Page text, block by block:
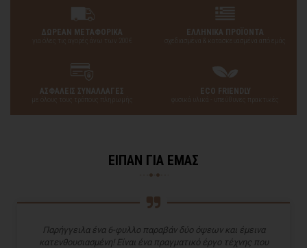
ΔΩΡΕΑΝ ΜΕΤΑΦΟΡΙΚΑ
για όλες τις αγορές άνω των 200€
ΕΛΛΗΝΙΚΑ ΠΡΟΪΟΝΤΑ
σχεδιασμένα & κατασκευασμένα από εμάς
ΑΣΦΑΛΕΙΣ ΣΥΝΑΛΛΑΓΕΣ
με όλους τους τρόπους πληρωμής
ECO FRIENDLY
φυσικά υλικά - υπεύθυνες πρακτικές
ΕΙΠΑΝ ΓΙΑ ΕΜΑΣ
Παρήγγειλα ένα 6-φυλλο παραβάν δύο όψεων και έμεινα
κατενθουσιασμένη! Είναι ένα πραγματικό έργο τέχνης που